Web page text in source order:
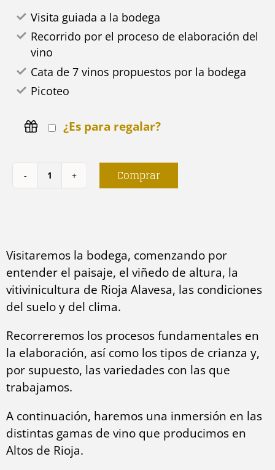
Visita guiada a la bodega
Recorrido por el proceso de elaboración del
vino
Cata de 7 vinos propuestos por la bodega
Picoteo
¿Es para regalar?
Visita
Comprar
Visitaremos la bodega, comenzando por
entender el paisaje, el viñedo de altura, la
vitivinicultura de Rioja Alavesa, las condiciones
del suelo y del clima.
Recorreremos los procesos fundamentales en
la elaboración, así como los tipos de crianza y,
por supuesto, las variedades con las que
trabajamos.
A continuación, haremos una inmersión en las
distintas gamas de vino que producimos en
Altos de Rioja.